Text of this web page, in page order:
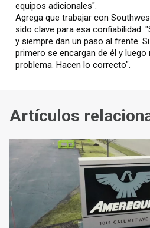
equipos adicionales".
Agrega que trabajar con
sido clave para esa confiabilidad.
y siempre dan un paso al frente.
primero se encargan de él y
problema. Hacen lo correcto".
Artículos